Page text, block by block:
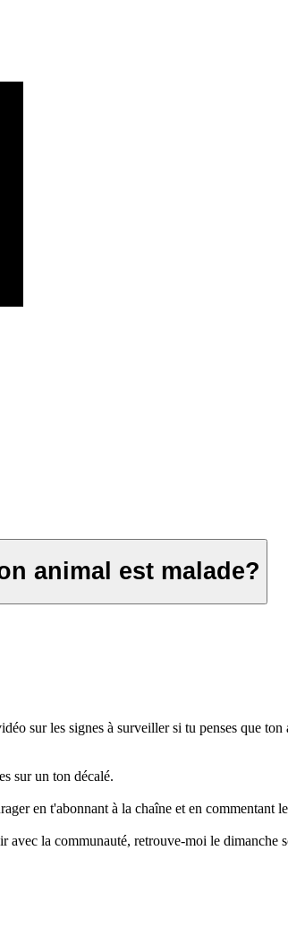
animal est malade?
sur les signes à surveiller si tu penses que
sur un ton décalé.
en t'abonnant à la chaîne et en commentant
avec la communauté, retrouve-moi le